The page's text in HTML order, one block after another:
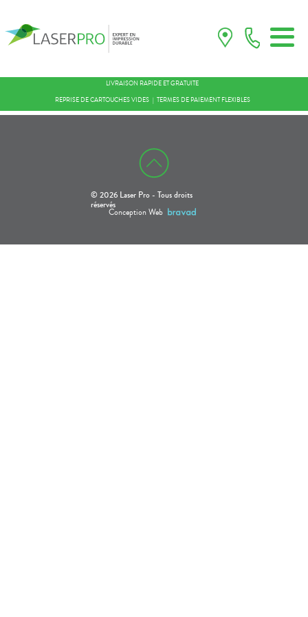
LIVRAISON RAPIDE ET GRATUITE
REPRISE DE CARTOUCHES VIDES
TERMES DE PAIEMENT FLEXIBLES
© 2026 Laser Pro - Tous droits
réservés
Conception Web